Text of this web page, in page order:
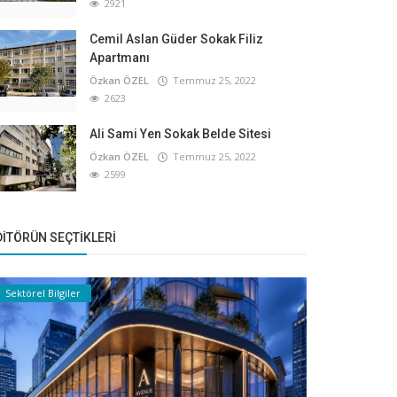
2921
Cemil Aslan Güder Sokak Filiz
Apartmanı
Özkan ÖZEL
Temmuz 25, 2022
2623
Ali Sami Yen Sokak Belde Sitesi
Özkan ÖZEL
Temmuz 25, 2022
2599
SEÇTIKLERI
Sektörel Bilgiler